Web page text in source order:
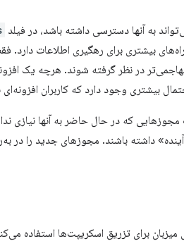
در نظر گرفته شوند. هرچه یک
بیشتری وجود دارد که کاربران
مجوزهایی که در حال حاضر به آنها نیازی
داشته باشند. مجوزهای جدید را در
برای تزریق اسکریپت‌ها استفاده